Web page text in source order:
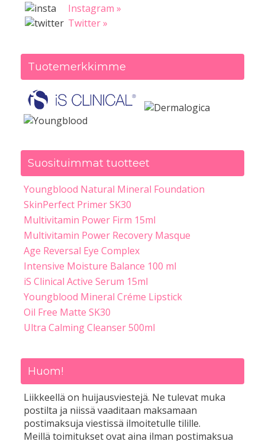
Instagram »
Twitter »
Tuotemerkkimme
Suosituimmat tuotteet
Youngblood Natural Mineral Foundation
SkinPerfect Primer SK30
Multivitamin Power Firm 15ml
Multivitamin Power Recovery Masque
Age Reversal Eye Complex
Intensive Moisture Balance 100 ml
iS Clinical Active Serum 15ml
Youngblood Mineral Créme Lipstick
Oil Free Matte SK30
Ultra Calming Cleanser 500ml
Huom!
Liikkeellä on huijausviestejä. Ne tulevat muka
postilta ja niissä vaaditaan maksamaan
postimaksuja viestissä ilmoitetulle tilille.
Meillä toimitukset ovat aina ilman postimaksua